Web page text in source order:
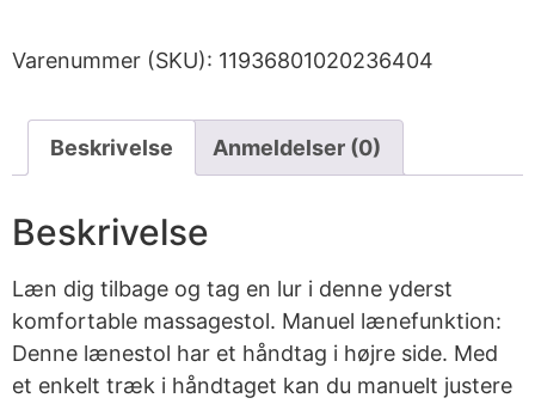
Varenummer (SKU): 11936801020236404
Beskrivelse Anmeldelser (0)
Beskrivelse
Læn dig tilbage og tag en lur i denne yderst
komfortable massagestol. Manuel lænefunktion:
Denne lænestol har et håndtag i højre side. Med
et enkelt træk i håndtaget kan du manuelt justere